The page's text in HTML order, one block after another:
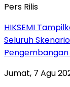
Pers Rilis
HIKSEMI
Seluruh
Pengembangan
Jumat, 7 Agu